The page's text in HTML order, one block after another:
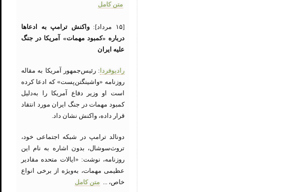
متن کامل
[۱۵ مرداد]:
واکنش ترامپ به ادعاها
درباره «کمبود مهمات» آمریکا در جنگ
علیه ایران
رادیوفردا : رئیس‌جمهور آمریکا به مقاله
روزنامه «واشینگتن‌پست» که ادعا کرده
است او وزیر دفاع آمریکا را به‌دلیل
کمبود مهمات در جنگ ایران مورد انتقاد
قرار داده، واکنش نشان داد.
دونالد ترامپ در شبکه اجتماعی خود،
تروث‌سوشال، بدون اشاره به نام این
روزنامه، نوشت: «ایالات متحده مقادیر
عظیمی مهمات، به‌ویژه از برخی انواع
خاص، ... متن کامل